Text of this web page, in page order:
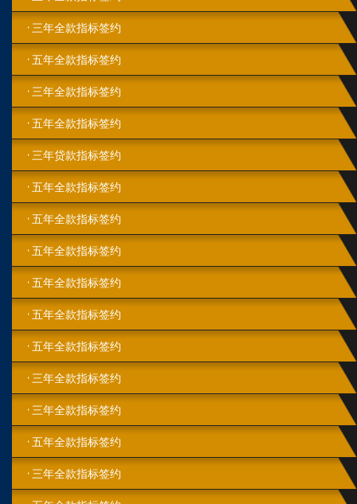
三年全款指标签约
五年全款指标签约
三年全款指标签约
五年全款指标签约
三年贷款指标签约
五年全款指标签约
五年全款指标签约
五年全款指标签约
五年全款指标签约
五年全款指标签约
五年全款指标签约
三年全款指标签约
三年全款指标签约
五年全款指标签约
三年全款指标签约